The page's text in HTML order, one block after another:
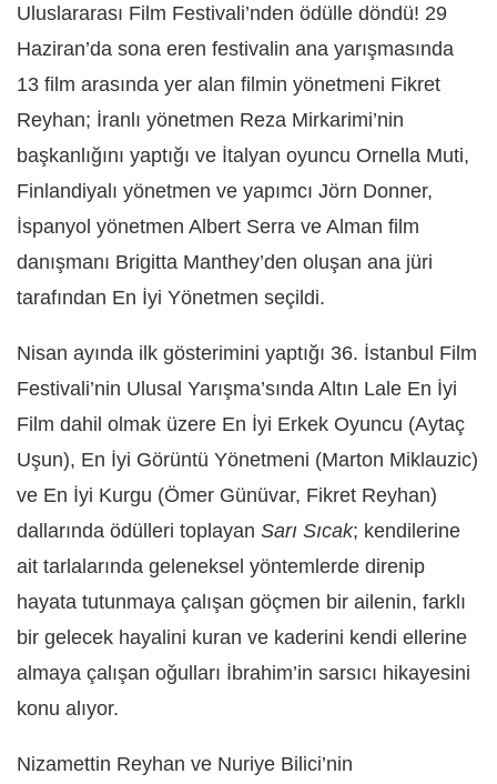
Uluslararası Film Festivali’nden ödülle döndü! 29
Haziran’da sona eren festivalin ana yarışmasında
13 film arasında yer alan filmin yönetmeni Fikret
Reyhan; İranlı yönetmen Reza Mirkarimi’nin
başkanlığını yaptığı ve İtalyan oyuncu Ornella Muti,
Finlandiyalı yönetmen ve yapımcı Jörn Donner,
İspanyol yönetmen Albert Serra ve Alman film
danışmanı Brigitta Manthey’den oluşan ana jüri
tarafından En İyi Yönetmen seçildi.
Nisan ayında ilk gösterimini yaptığı 36. İstanbul Film
Festivali’nin Ulusal Yarışma’sında Altın Lale En İyi
Film dahil olmak üzere En İyi Erkek Oyuncu (Aytaç
Uşun), En İyi Görüntü Yönetmeni (Marton Miklauzic)
ve En İyi Kurgu (Ömer Günüvar, Fikret Reyhan)
dallarında ödülleri toplayan Sarı Sıcak; kendilerine
ait tarlalarında geleneksel yöntemlerde direnip
hayata tutunmaya çalışan göçmen bir ailenin, farklı
bir gelecek hayalini kuran ve kaderini kendi ellerine
almaya çalışan oğulları İbrahim’in sarsıcı hikayesini
konu alıyor.
Nizamettin Reyhan ve Nuriye Bilici’nin